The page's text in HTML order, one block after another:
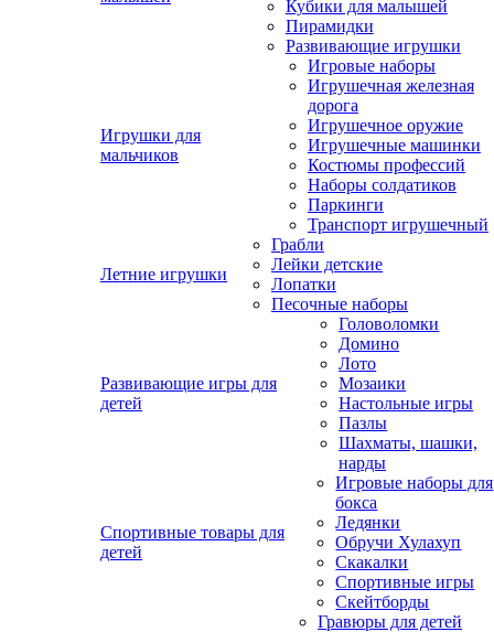
Кубики для малышей
Пирамидки
Развивающие игрушки
Игрушки для
мальчиков
Игровые наборы
Игрушечная железная
дорога
Игрушечное оружие
Игрушечные машинки
Костюмы профессий
Наборы солдатиков
Паркинги
Транспорт игрушечный
Летние игрушки
Грабли
Лейки детские
Лопатки
Песочные наборы
Развивающие игры для
детей
Головоломки
Домино
Лото
Мозаики
Настольные игры
Пазлы
Шахматы, шашки,
нарды
Спортивные товары для
детей
Игровые наборы для
бокса
Ледянки
Обручи Хулахуп
Скакалки
Спортивные игры
Скейтборды
Гравюры для детей